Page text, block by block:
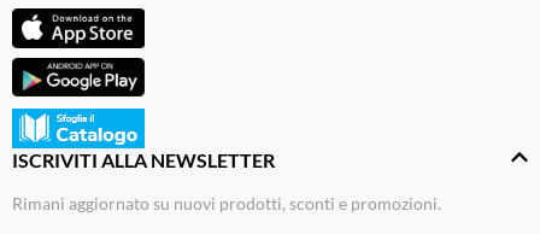
ISCRIVITI ALLA NEWSLETTER
Rimani aggiornato su nuovi prodotti, sconti e promozioni.